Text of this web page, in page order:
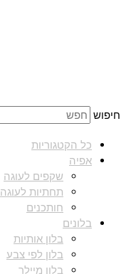
חיפוש
כל הקטגוריות
אפיה
שקפים לעוגה
תחתיות לעוגה
חותכנים
בלונים
בלון אותיות
בלון לפי צבע
בלון מיילר